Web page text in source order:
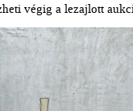
végig a lezajlott